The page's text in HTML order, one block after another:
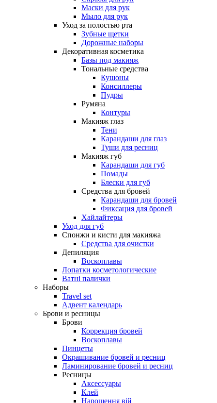
Маски для рук
Мыло для рук
Уход за полостью рта
Зубные щетки
Дорожные наборы
Декоративная косметика
Базы под макияж
Тональные средства
Кушоны
Консиллеры
Пудры
Румяна
Контуры
Макияж глаз
Тени
Карандаши для глаз
Туши для ресниц
Макияж губ
Карандаши для губ
Помады
Блески для губ
Средства для бровей
Карандаши для бровей
Фиксация для бровей
Хайлайтеры
Уход для губ
Спонжи и кисти для макияжа
Средства для очистки
Депиляция
Воскоплавы
Лопатки косметологические
Ватні палички
Наборы
Travel set
Адвент календарь
Брови и ресницы
Брови
Коррекция бровей
Воскоплавы
Пинцеты
Окрашивание бровей и ресниц
Ламинирование бровей и ресниц
Ресницы
Аксессуары
Клей
Нарощення вій